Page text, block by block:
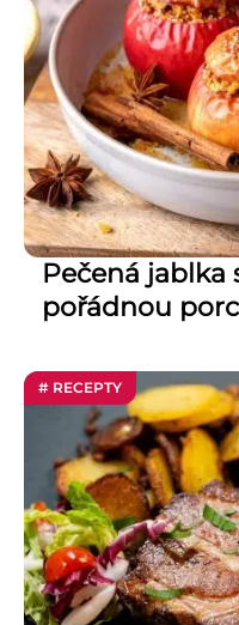
Pečená jablka
pořádnou
# RECEPTY